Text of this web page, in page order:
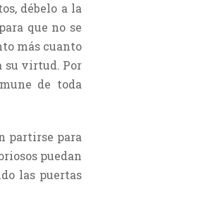
débelo a la
que no se
más cuanto
su virtud. Por
de toda
partirse para
puedan
las puertas